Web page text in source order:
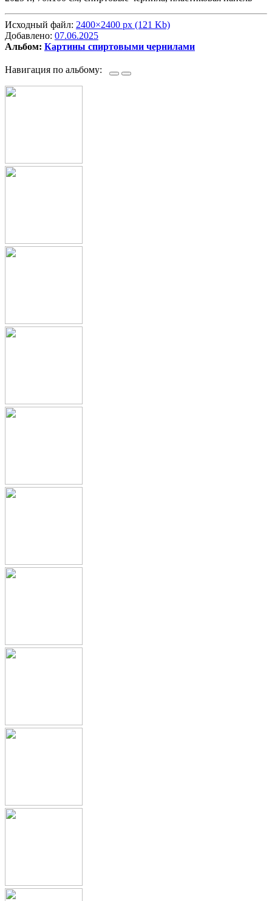
Исходный файл: 2400×2400 px (121 Kb)
Добавлено: 07.06.2025
Альбом: Картины спиртовыми чернилами
Навигация по альбому: